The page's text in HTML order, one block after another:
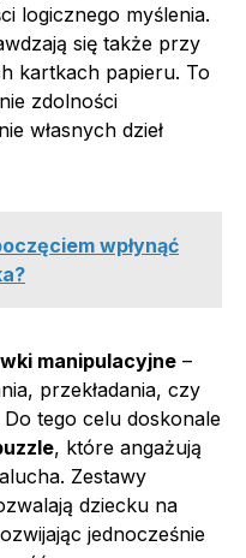
logicznego myślenia.
się także przy
kartkach papieru. To
zdolności
własnych dzieł
wpłynąć
manipulacyjne –
przekładania, czy
tego celu doskonale
, które angażują
Zestawy
dziecku na
jednocześnie